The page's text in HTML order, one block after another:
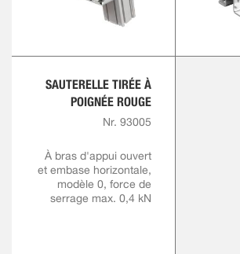
SAUTERELLE TIRÉE À
POIGNÉE ROUGE
Nr. 93005
À bras d'appui ouvert
et embase horizontale,
modèle 0, force de
serrage max. 0,4 kN